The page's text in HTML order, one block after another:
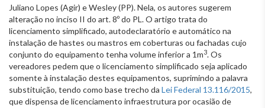
Juliano Lopes (Agir) e Wesley (PP). Nela, os autores sugerem
alteração no inciso II do art. 8º do PL. O artigo trata do
licenciamento simplificado, autodeclaratório e automático na
instalação de hastes ou mastros em coberturas ou fachadas cujo
conjunto do equipamento tenha volume inferior a 1m3. Os
vereadores pedem que o licenciamento simplificado seja aplicado
somente à instalação destes equipamentos, suprimindo a palavra
substituição, tendo como base trecho da Lei Federal 13.116/2015,
que dispensa de licenciamento infraestrutura por ocasião de